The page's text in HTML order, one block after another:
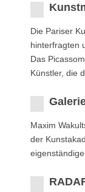
Die Pariser
hinterfragten
Das
Künstler, die
Maxim
der